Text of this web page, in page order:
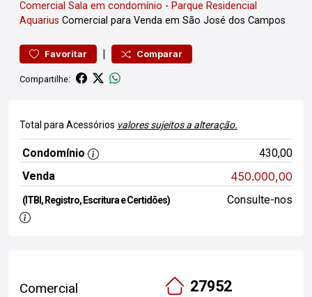
Comercial Sala em condomínio - Parque Residencial
Aquarius Comercial para Venda em São José dos Campos
Favoritar | Comparar
Compartilhe:
Total para Acessórios valores sujeitos a alteração.
Condomínio
430,00
Venda
450.000,00
(ITBI, Registro, Escritura e Certidões) Consulte-nos
Comercial 27952